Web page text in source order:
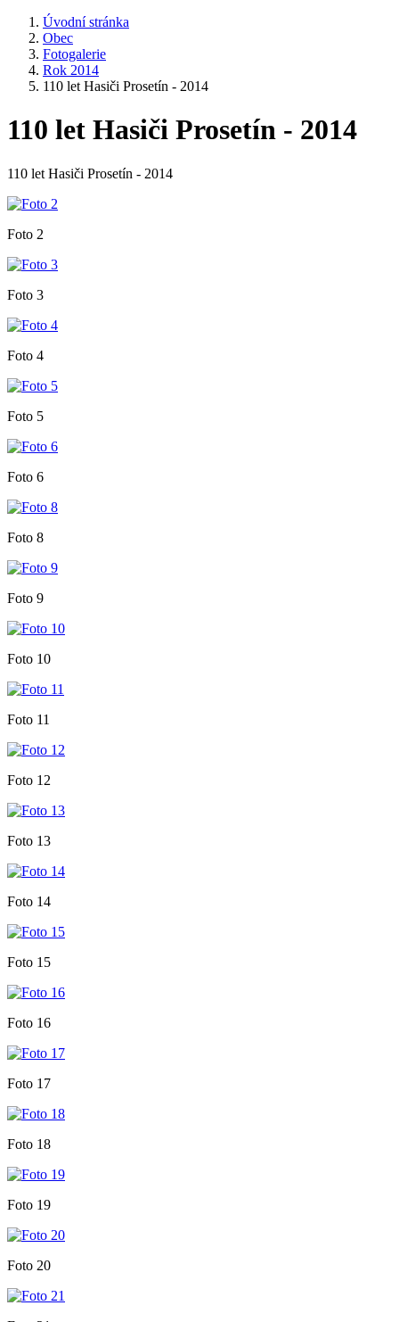
Úvodní stránka
Obec
Fotogalerie
Rok 2014
110 let Hasiči Prosetín - 2014
110 let Hasiči Prosetín - 2014
110 let Hasiči Prosetín - 2014
Foto 2
Foto 3
Foto 4
Foto 5
Foto 6
Foto 8
Foto 9
Foto 10
Foto 11
Foto 12
Foto 13
Foto 14
Foto 15
Foto 16
Foto 17
Foto 18
Foto 19
Foto 20